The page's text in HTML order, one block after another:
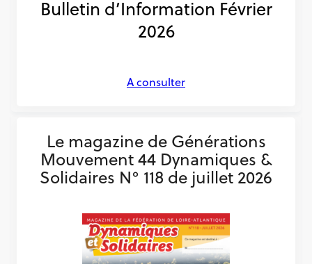
Bulletin d’Information Février
2026
A consulter
Le magazine de Générations
Mouvement 44 Dynamiques &
Solidaires N° 118 de juillet 2026